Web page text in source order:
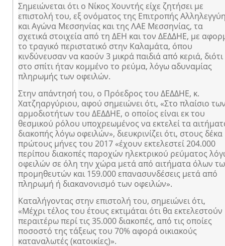
Σημειώνεται ότι ο Νίκος Χουντής είχε ζητήσει με
επιστολή του, εξ ονόματος της Επιτροπής
και Αγώνα Μεσσηνίας και της ΛΑΕ Μεσσηνίας, τα
σχετικά στοιχεία από τη ΔΕΗ και τον ΔΕΔΔΗΕ, με
το τραγικό περιστατικό στην Καλαμάτα, όπου
κινδύνευσαν να καούν 3 μικρά παιδιά από κεριά, διότι
στο σπίτι ήταν κομμένο το ρεύμα, λόγω αδυναμίας
πληρωμής των οφειλών.
Στην απάντησή του, ο Πρόεδρος του ΔΕΔΔΗΕ, κ.
Χατζηαργύριου, αφού σημειώνει ότι, «Στο πλαίσιο
αρμοδιοτήτων του ΔΕΔΔΗΕ, ο οποίος είναι εκ του
θεσμικού ρόλου υποχρεωμένος να εκτελεί τα
διακοπής λόγω οφειλών», διευκρινίζει ότι, στους δέκα
πρώτους μήνες του 2017 «έχουν εκτελεστεί 204.000
περίπου διακοπές παροχών ηλεκτρικού ρεύματος
οφειλών σε όλη την χώρα μετά από αιτήματα όλων
προμηθευτών και 159.000 επανασυνδέσεις μετά από
πληρωμή ή διακανονισμό των οφειλών».
Καταλήγοντας στην επιστολή του, σημειώνει ότι,
«Μέχρι τέλος του έτους εκτιμάται ότι θα εκτελεστούν
περαιτέρω περί τις 35.000 διακοπές, από τις οποίες
ποσοστό της τάξεως του 70% αφορά οικιακούς
καταναλωτές (κατοικίες)».